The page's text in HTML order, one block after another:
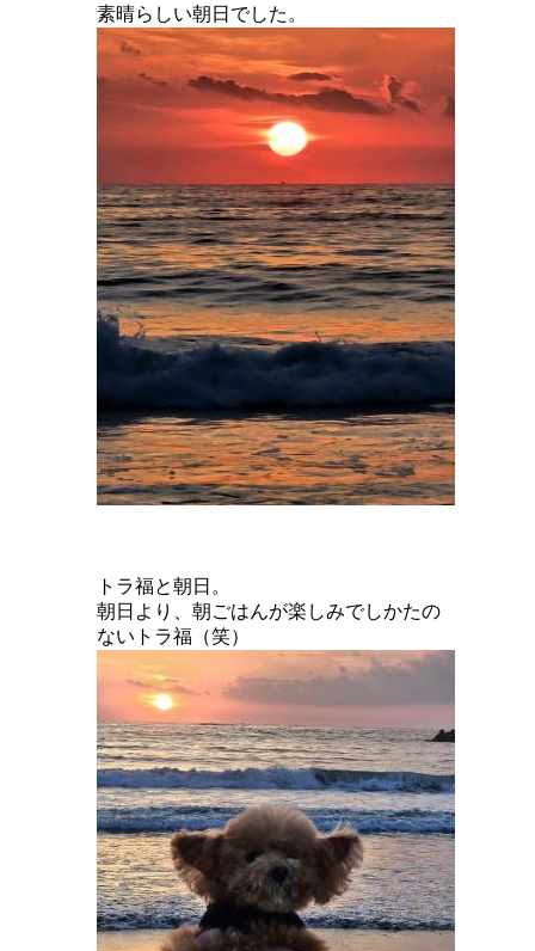
素晴らしい朝日でした。
トラ福と朝日。
朝日より、朝ごはんが楽しみでしかたの
ないトラ福（笑）